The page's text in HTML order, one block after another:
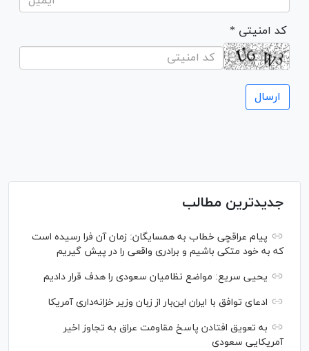
* کد امنیتی
جدیدترین مطالب
پیام عراقچی خطاب به همسایگان: زمان آن فرا رسیده است
که به خود متکی باشیم و برادری واقعی را در پیش گیریم
یحیی سریع: مواضع نظامیان سعودی را هدف قرار دادیم
ادعای توافق با ایران این‌بار از زبان وزیر خزانه‌داری آمریکا
به تعویق افتادن پاسخ مقاومت عراق به تجاوز اخیر
آمریکایی سعودی